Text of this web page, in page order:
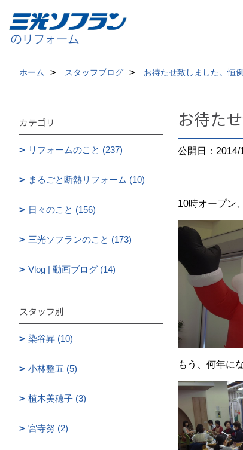
ホーム スタッフブログ お待たせ致しました。恒
お待た
公開日：2014/
10時オープン
もう、何年に
カテゴリ
リフォームのこと (237)
まるごと断熱リフォーム (10)
日々のこと (156)
三光ソフランのこと (173)
Vlog | 動画ブログ (14)
スタッフ別
染谷昇 (10)
小林整五 (5)
植木美穂子 (3)
宮寺努 (2)